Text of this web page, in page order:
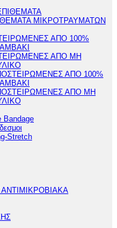
ΜΙΚΡΟΤΡΑΥΜΑΤΩΝ
ΑΠΟ 100%
ΑΠΟ ΜΗ
ΑΠΟ 100%
ΑΠΟ ΜΗ
Bandage
Stretch
ΑΝΤΙΜΙΚΡΟΒΙΑΚΑ